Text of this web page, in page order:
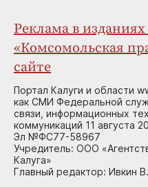
Реклама в
«Комсомольская
сайте
Портал Калуги и области
как СМИ Федеральной
связи, информационных
коммуникаций 11 августа
Эл №ФС77-58967
Учредитель: ООО
Калуга»
Главный редактор: Ивкин